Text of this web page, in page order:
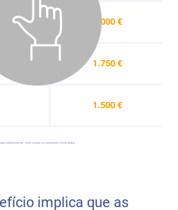
2.000 €
1.750 €
1.500 €
individualmente – Deve sempre ser confirmado o limite global.
implica que as